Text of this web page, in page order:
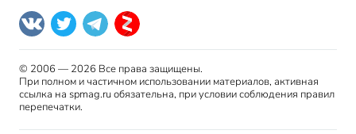
© 2006 — 2026 Все права защищены.
При полном и частичном использовании материалов, активная
ссылка на spmag.ru обязательна, при условии соблюдения правил
перепечатки.